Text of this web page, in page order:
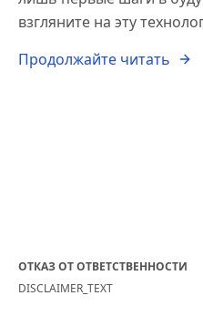
взгляните на эту
Продолжайте читать
ОТКАЗ ОТ ОТВЕТСТВЕННОСТИ
DISCLAIMER_TEXT